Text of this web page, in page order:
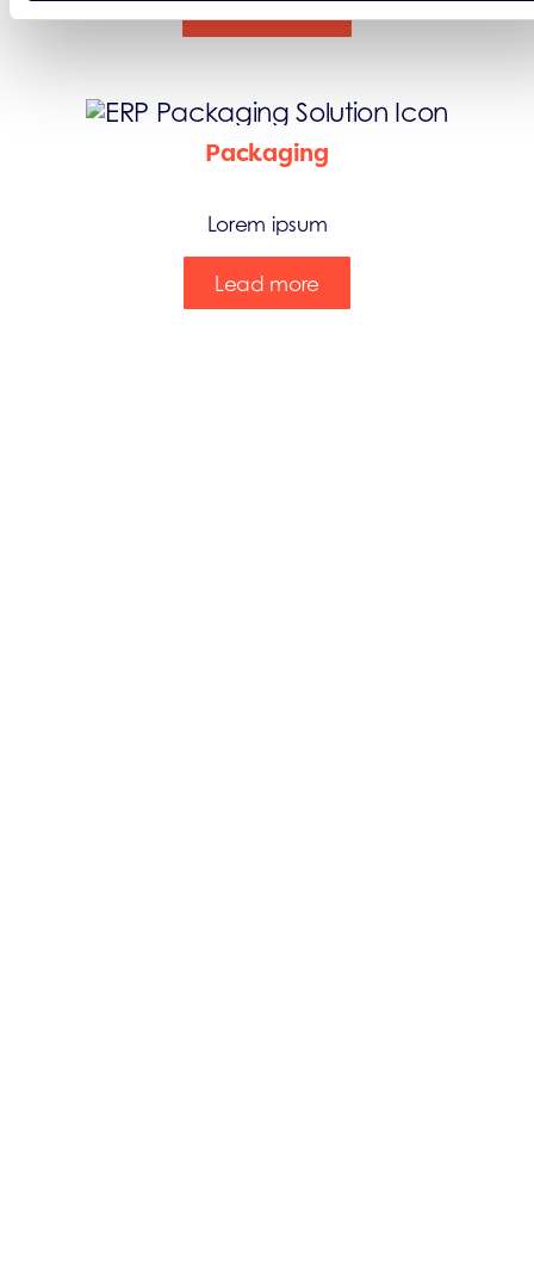
Packaging
Lorem ipsum
Lead more